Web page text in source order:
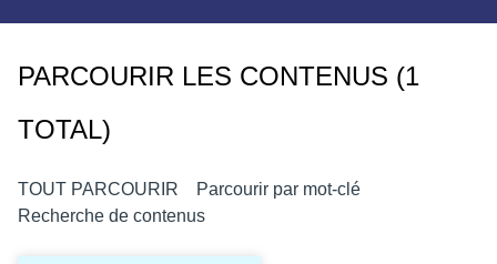
t
PARCOURIR LES CONTENUS (1
TOTAL)
TOUT PARCOURIR
Parcourir par mot-clé
Recherche de contenus